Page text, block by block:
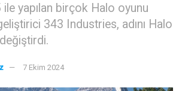
ile yapılan birçok Halo oyunu
343 Industries, adını Halo
7 Ekim 2024